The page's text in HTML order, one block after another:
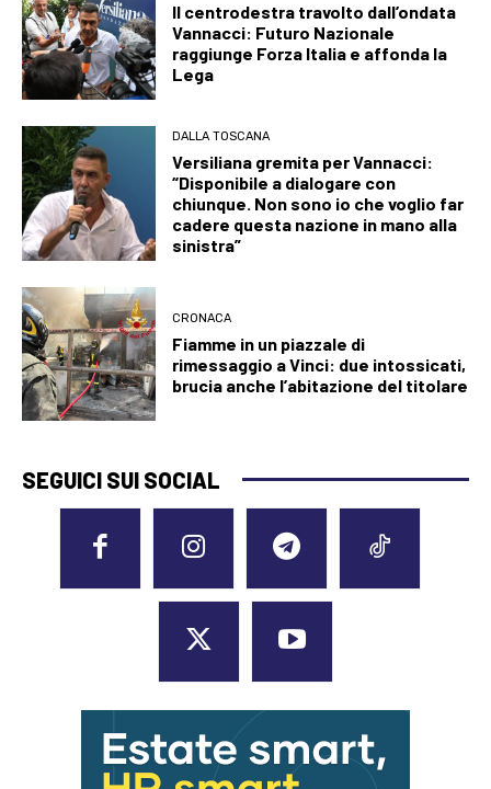
Il centrodestra travolto dall’ondata
Vannacci: Futuro Nazionale
raggiunge Forza Italia e affonda la
Lega
DALLA TOSCANA
Versiliana gremita per Vannacci:
“Disponibile a dialogare con
chiunque. Non sono io che voglio far
cadere questa nazione in mano alla
sinistra”
CRONACA
Fiamme in un piazzale di
rimessaggio a Vinci: due intossicati,
brucia anche l’abitazione del titolare
SEGUICI SUI SOCIAL